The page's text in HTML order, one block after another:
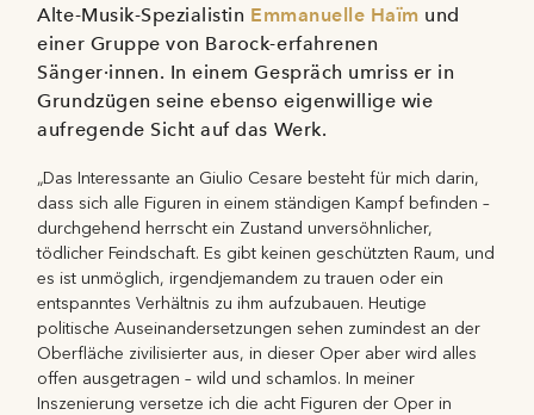
Alte-Musik-Spezialistin Emmanuelle Haïm und
einer Gruppe von Barock-erfahrenen
Sänger·innen. In einem Gespräch umriss er in
Grundzügen seine ebenso eigenwillige wie
aufregende Sicht auf das Werk.
„Das Interessante an Giulio Cesare besteht für mich darin,
dass sich alle Figuren in einem ständigen Kampf befinden –
durchgehend herrscht ein Zustand unversöhnlicher,
tödlicher Feindschaft. Es gibt keinen geschützten Raum, und
es ist unmöglich, irgendjemandem zu trauen oder ein
entspanntes Verhältnis zu ihm aufzubauen. Heutige
politische Auseinandersetzungen sehen zumindest an der
Oberfläche zivilisierter aus, in dieser Oper aber wird alles
offen ausgetragen – wild und schamlos. In meiner
Inszenierung versetze ich die acht Figuren der Oper in